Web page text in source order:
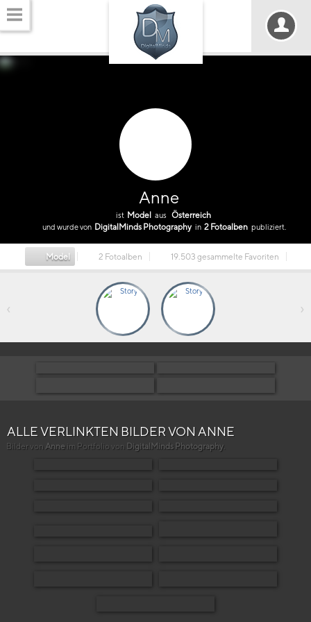
Anne
ist Model aus Österreich
und wurde von DigitalMinds Photography in 2 Fotoalben publiziert.
Model 2 Fotoalben 19.503 gesammelte Favoriten
‹ ›
ALLE VERLINKTEN BILDER VON ANNE
Bilder von Anne im Portfolio von DigitalMinds Photography.